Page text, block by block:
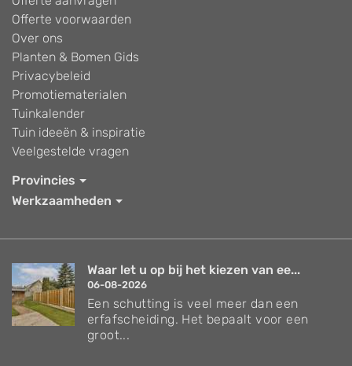
Offerte voorwaarden
Over ons
Planten & Bomen Gids
Privacybeleid
Promotiematerialen
Tuinkalender
Tuin ideeën & inspiratie
Veelgestelde vragen
Provincies
Werkzaamheden
Waar let u op bij het kiezen van ee...
06-08-2026
Een schutting is veel meer dan een
erfafscheiding. Het bepaalt voor een
groot...